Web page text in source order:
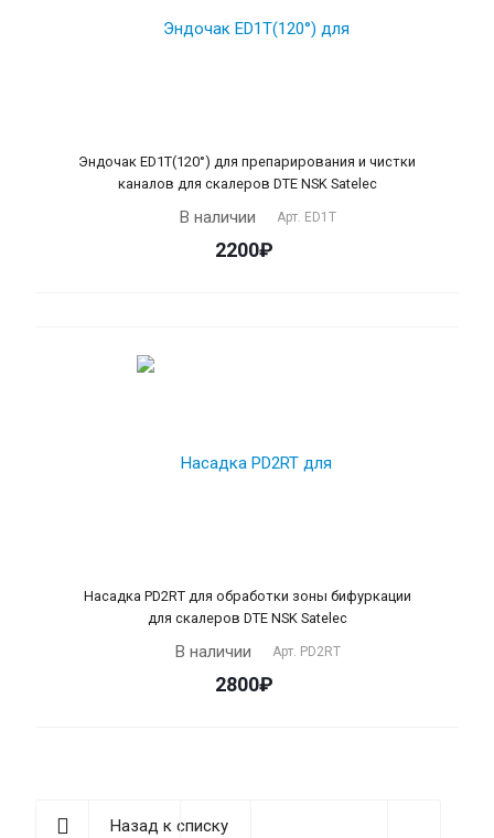
Эндочак ЕD1T(120°) для препарирования и чистки
каналов для скалеров DTE NSK Satelec
В наличии Арт. ED1T
2200₽
Насадка PD2RT для обработки зоны бифуркации
для скалеров DTE NSK Satelec
В наличии Арт. PD2RT
2800₽
Назад к списку